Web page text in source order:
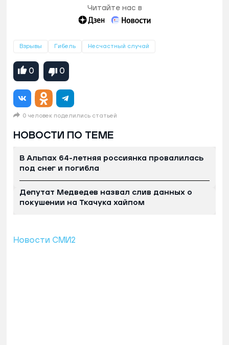
Читайте нас в
Взрывы Гибель Несчастный случай
0 0
0 человек поделились статьей
НОВОСТИ ПО ТЕМЕ
В Альпах 64-летняя россиянка провалилась
под снег и погибла
Депутат Медведев назвал слив данных о
покушении на Ткачука хайпом
Новости СМИ2